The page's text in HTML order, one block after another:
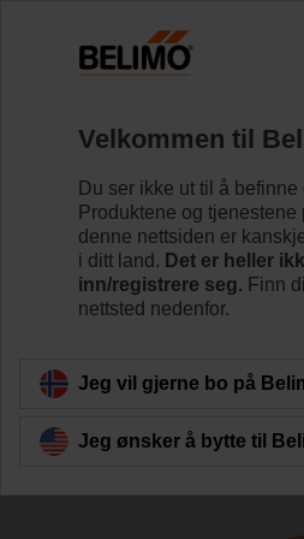
EV025R2+MID
Lær mer
Tilbake til produktkategori
Velkommen til
Du ser ikke ut til å befinne
Produktene og tjenestene
denne nettsiden er
i ditt land. Det er heller
inn/registrere seg. Finn
nettsted nedenfor.
Jeg vil gjerne bo på
Jeg ønsker å bytte til